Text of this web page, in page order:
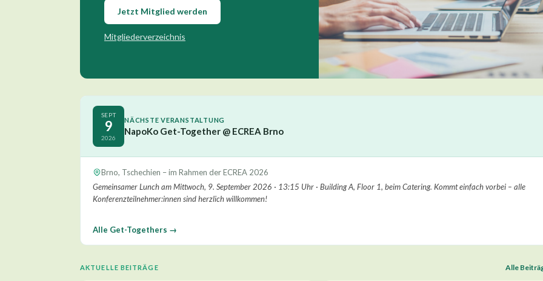
Jetzt Mitglied werden
Mitgliederverzeichnis
SEPT
9
2026
NÄCHSTE VERANSTALTUNG
NapoKo Get-Together @ ECREA Brno
Brno, Tschechien – im Rahmen der ECREA 2026
Gemeinsamer Lunch am Mittwoch, 9. September 2026 · 13:15 Uhr · Building A, Floor 1, beim Catering. Kommt einfach vorbei – alle
Konferenzteilnehmer:innen sind herzlich willkommen!
Alle Get-Togethers →
AKTUELLE BEITRÄGE Alle